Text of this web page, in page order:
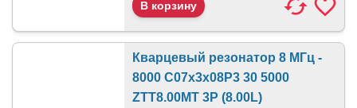
Кварцевый резонатор 8 МГц -
8000 C07x3x08P3 30 5000
ZTT8.00MT 3P (8.00L)